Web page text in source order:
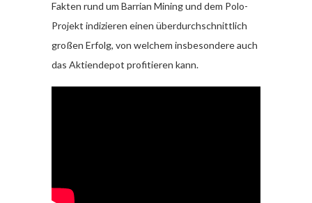
Fakten rund um Barrian Mining und dem Polo-
Projekt indizieren einen überdurchschnittlich
großen Erfolg, von welchem insbesondere auch
das Aktiendepot profitieren kann.